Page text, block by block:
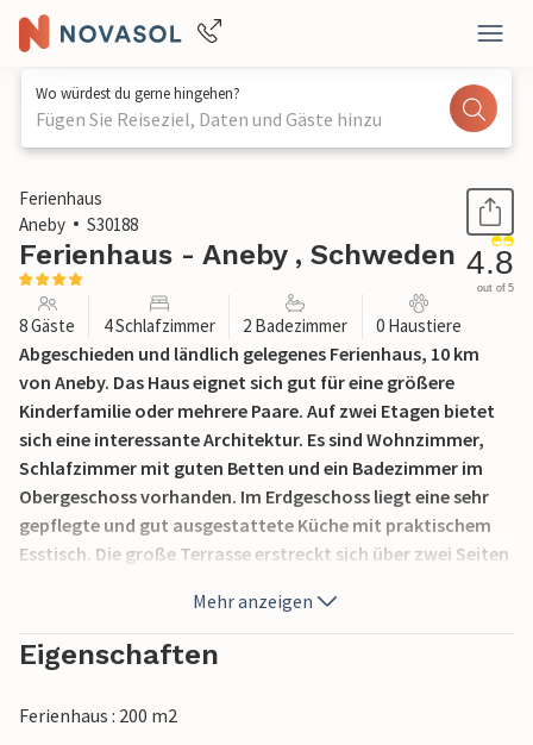
Wo würdest du gerne hingehen?
Fügen Sie Reiseziel, Daten und Gäste hinzu
1 / 13
Ferienhaus
Aneby
S30188
Ferienhaus - Aneby , Schweden 4.8
out of 5
8 Gäste 4 Schlafzimmer 2 Badezimmer 0 Haustiere
Abgeschieden und ländlich gelegenes Ferienhaus, 10 km
von Aneby. Das Haus eignet sich gut für eine größere
Kinderfamilie oder mehrere Paare. Auf zwei Etagen bietet
sich eine interessante Architektur. Es sind Wohnzimmer,
Schlafzimmer mit guten Betten und ein Badezimmer im
Obergeschoss vorhanden. Im Erdgeschoss liegt eine sehr
gepflegte und gut ausgestattete Küche mit praktischem
Esstisch. Die große Terrasse erstreckt sich über zwei Seiten
Wälder reich an Beeren, Pilzen, Rehen und Elchen. Einkaufen
können Sie im 40 km entfernt gelegenen Jönköping
(Einkaufszentrum, gemütliche Innenstadt). Ein anderes
Mehr anzeigen
Eigenschaften
Ferienhaus : 200 m2